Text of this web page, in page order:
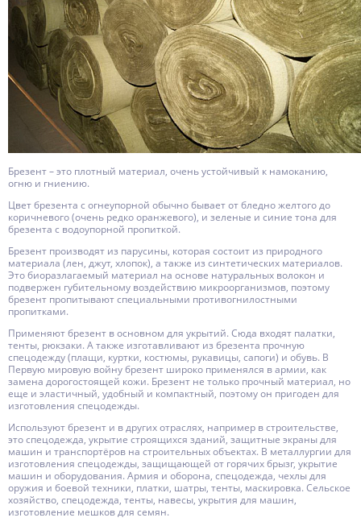
Брезент – это плотный материал, очень устойчивый к намоканию,
огню и гниению.
Цвет брезента с огнеупорной обычно бывает от бледно желтого до
коричневого (очень редко оранжевого), и зеленые и синие тона для
брезента с водоупорной пропиткой.
Брезент производят из парусины, которая состоит из природного
материала (лен, джут, хлопок), а также из синтетических материалов.
Это биоразлагаемый материал на основе натуральных волокон и
подвержен губительному воздействию микроорганизмов, поэтому
брезент пропитывают специальными противогнилостными
пропитками.
Применяют брезент в основном для укрытий. Сюда входят палатки,
тенты, рюкзаки. А также изготавливают из брезента прочную
спецодежду (плащи, куртки, костюмы, рукавицы, сапоги) и обувь. В
Первую мировую войну брезент широко применялся в армии, как
замена дорогостоящей кожи. Брезент не только прочный материал, но
еще и эластичный, удобный и компактный, поэтому он пригоден для
изготовления спецодежды.
Используют брезент и в других отраслях, например в строительстве,
это спецодежда, укрытие строящихся зданий, защитные экраны для
машин и транспортёров на строительных объектах. В металлургии для
изготовления спецодежды, защищающей от горячих брызг, укрытие
машин и оборудования. Армия и оборона, спецодежда, чехлы для
оружия и боевой техники, платки, шатры, тенты, маскировка. Сельское
хозяйство, спецодежда, тенты, навесы, укрытия для машин,
изготовление мешков для семян.